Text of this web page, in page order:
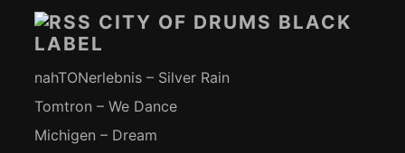
CITY OF DRUMS BLACK
LABEL
nahTONerlebnis – Silver Rain
Tomtron – We Dance
Michigen – Dream